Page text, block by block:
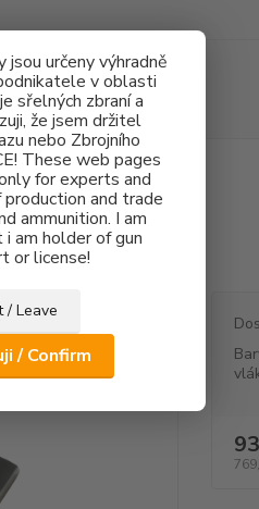
jsou určeny výhradně
v oblasti
sřelných zbraní a
že jsem držitel
nebo Zbrojního
These web pages
for experts and
and trade
ammunition. I am
am holder of gun
or license!
/ Leave
/ Confirm
Hledat